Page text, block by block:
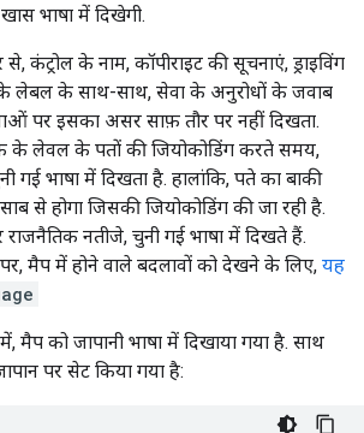
भाषा में दिखेगी.
से, कंट्रोल के नाम, कॉपीराइट की सूचनाएं, ड्राइविंग
लेबल के साथ-साथ, सेवा के अनुरोधों के जवाब
पर इसका असर साफ़ तौर पर नहीं दिखता.
के लेवल के पतों की जियोकोडिंग करते समय,
भाषा में दिखता है. हालांकि, पते का बाकी
से होगा जिसकी जियोकोडिंग की जा रही है.
नतीजे, चुनी गई भाषा में दिखते हैं.
मैप में होने वाले बदलावों को देखने के लिए, यह
मैप को जापानी भाषा में दिखाया गया है. साथ
पर सेट किया गया है: